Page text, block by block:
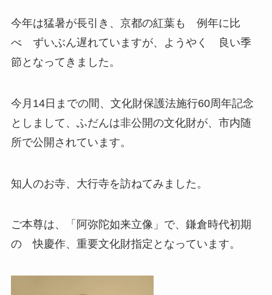
今年は猛暑が長引き、京都の紅葉も 例年に比
べ ずいぶん遅れていますが、ようやく 良い季
節となってきました。
今月14日までの間、文化財保護法施行60周年記念
としまして、ふだんは非公開の文化財が、市内随
所で公開されています。
知人のお寺、大行寺を訪ねてみました。
ご本尊は、「阿弥陀如来立像」で、鎌倉時代初期
の 快慶作、重要文化財指定となっています。